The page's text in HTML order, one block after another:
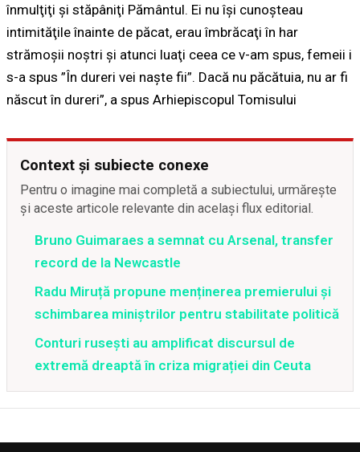
înmulţiţi şi stăpâniţi Pământul. Ei nu îşi cunoşteau
intimităţile înainte de păcat, erau îmbrăcaţi în har
strămoşii noştri şi atunci luaţi ceea ce v-am spus, femeii i
s-a spus ”În dureri vei naşte fii”. Dacă nu păcătuia, nu ar fi
născut în dureri”, a spus Arhiepiscopul Tomisului
Context și subiecte conexe
Pentru o imagine mai completă a subiectului, urmărește
și aceste articole relevante din același flux editorial.
Bruno Guimaraes a semnat cu Arsenal, transfer
record de la Newcastle
Radu Miruță propune menținerea premierului și
schimbarea miniștrilor pentru stabilitate politică
Conturi rusești au amplificat discursul de
extremă dreaptă în criza migrației din Ceuta